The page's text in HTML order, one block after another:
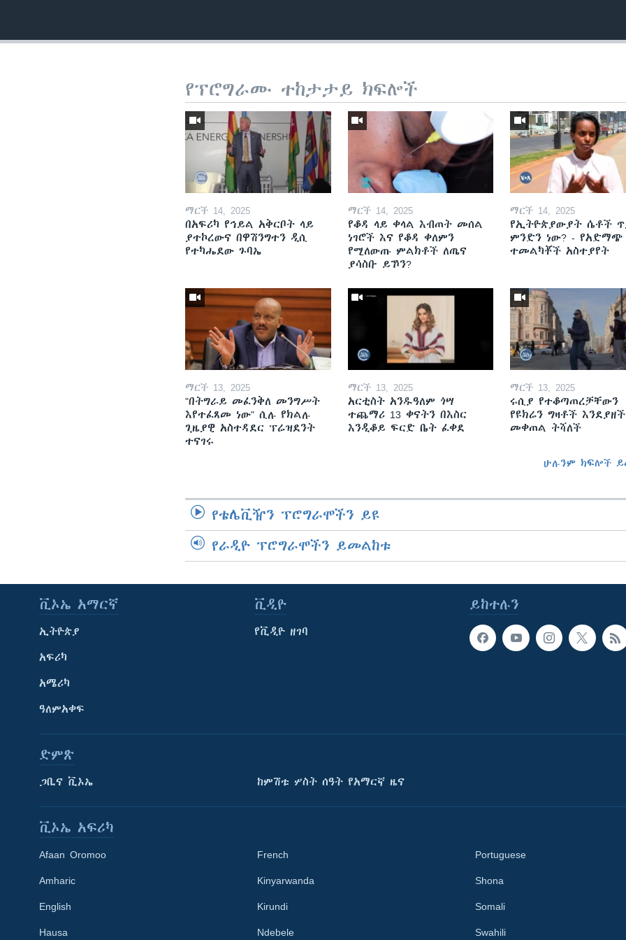
Learning English
የፕሮግራሙ ተከታታይ ክፍሎች
ማርች 14, 2025
በአፍሪካ የኅይል አቅርቦት ላይ
ያተኮረውና በዋሽንግተን ዲሲ
የተካሔደው ጉባኤ
ማርች 14, 2025
የቆዳ ላይ ቀላል እብጠት መሰል
ነገሮች እና የቆዳ ቀለምን
የሚለውጡ ምልክቶች ለጤና
ያሳስቡ ይኾን?
ማርች 14, 2025
የኢትዮጵያውያት ሴቶች
ምንድን ነው? - የአድማጭ
ተመልካቾች አስተያየት
ማርች 13, 2025
"በትግራይ መፈንቅለ መንግሥት
እየተፈጸመ ነው" ሲሉ የክልሉ
ጊዜያዊ አስተዳደር ፕሬዝደንት
ተናገሩ
ማርች 13, 2025
አርቲስት አንዱዓለም ጎሣ
ተጨማሪ 13 ቀናትን በእስር
እንዲቆይ ፍርድ ቤት ፈቀደ
ማርች 13, 2025
ሩሲያ የተቆጣጠረቻቸውን
የዩክሬን ግዛቶች እንደያዘች
መቀጠል ትሻለች
ሁሉንም ክፍሎች
የቴሌቪዥን ፕሮግራሞችን ይዩ
የራዲዮ ፕሮግራሞችን ይመልከቱ
ይከተሉን
ቪኦኤ አማርኛ
ኢትዮጵያ
አፍሪካ
አሜሪካ
ዓለምአቀፍ
ቪዲዮ
የቪዲዮ ዘገባ
ድምጽ
ጋቢና ቪኦኤ ከምሽቱ ሦስት ሰዓት የአማርኛ ዜና
ቪኦኤ አፍሪካ
Afaan Oromoo
Amharic
English
Hausa
French
Kinyarwanda
Kirundi
Ndebele
Portuguese
Shona
Somali
Swahili